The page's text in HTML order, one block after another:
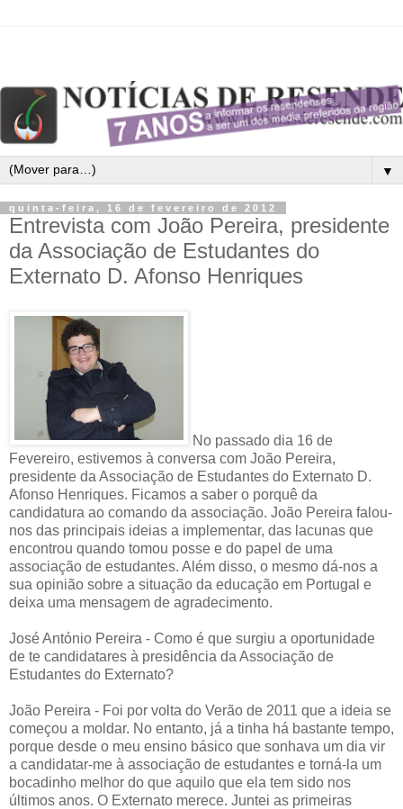
▼
quinta-feira, 16 de fevereiro de 2012
Entrevista com João Pereira, presidente
da Associação de Estudantes do
Externato D. Afonso Henriques
No passado dia 16 de
Fevereiro, estivemos à conversa com João Pereira,
presidente da Associação de Estudantes do Externato D.
Afonso Henriques. Ficamos a saber o porquê da
candidatura ao comando da associação. João Pereira falou-
nos das principais ideias a implementar, das lacunas que
encontrou quando tomou posse e do papel de uma
associação de estudantes. Além disso, o mesmo dá-nos a
sua opinião sobre a situação da educação em Portugal e
deixa uma mensagem de agradecimento.
José António Pereira - Como é que surgiu a oportunidade
de te candidatares à presidência da Associação de
Estudantes do Externato?
João Pereira - Foi por volta do Verão de 2011 que a ideia se
começou a moldar. No entanto, já a tinha há bastante tempo,
porque desde o meu ensino básico que sonhava um dia vir
a candidatar-me à associação de estudantes e torná-la um
bocadinho melhor do que aquilo que ela tem sido nos
últimos anos. O Externato merece. Juntei as primeiras